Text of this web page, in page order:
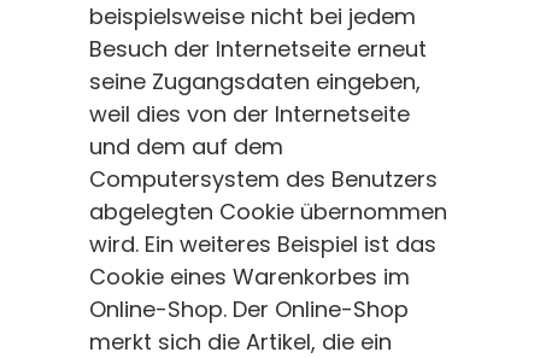
beispielsweise nicht bei jedem
Besuch der Internetseite erneut
seine Zugangsdaten eingeben,
weil dies von der Internetseite
und dem auf dem
Computersystem des Benutzers
abgelegten Cookie übernommen
wird. Ein weiteres Beispiel ist das
Cookie eines Warenkorbes im
Online-Shop. Der Online-Shop
merkt sich die Artikel, die ein